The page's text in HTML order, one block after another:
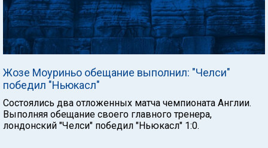
Жозе Моуриньо обещание выполнил: "Челси"
победил "Ньюкасл"
Состоялись два отложенных матча чемпионата Англии.
Выполняя обещание своего главного тренера,
лондонский "Челси" победил "Ньюкасл" 1:0.